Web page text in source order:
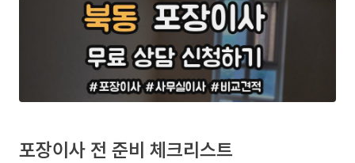
포장이사 전 준비 체크리스트